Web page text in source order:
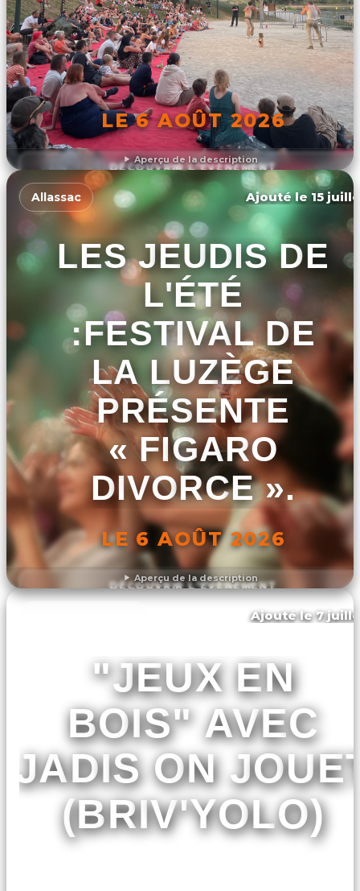
Aperçu de la description
LE 6 AOÛT 2026
DÉCOUVRIR L'ÉVÉNEMENT
Aperçu de la description
Allassac Ajouté le 15
LES JEUDIS DE
L'ÉTÉ
:FESTIVAL DE
LA LUZÈGE
PRÉSENTE
« FIGARO
DIVORCE ».
LE 6 AOÛT 2026
DÉCOUVRIR L'ÉVÉNEMENT
Ajouté le 7
"JEUX EN
BOIS" AVEC
JADIS ON
(BRIV'YOLO)